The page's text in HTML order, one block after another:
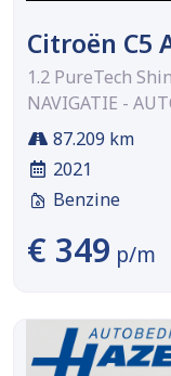
Citroën C5
1.2 PureTech
NAVIGATIE -
87.209 km
2021
Benzine
€ 349 p/m